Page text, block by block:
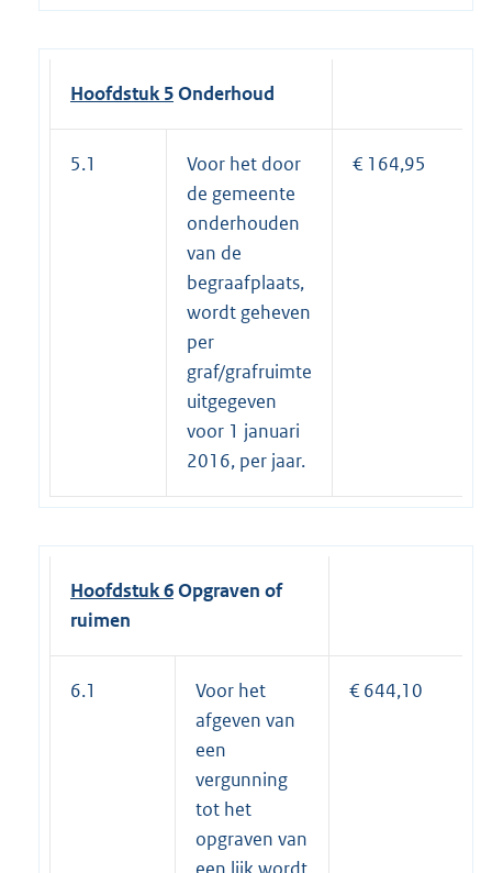
Hoofdstuk 5Onderhoud
5.1
Voor het door
de gemeente
onderhouden
van de
begraafplaats,
wordt geheven
per
graf/grafruimte
uitgegeven
voor 1 januari
2016, per jaar.
€ 164,95
Hoofdstuk 6Opgraven of
ruimen
6.1
Voor het
afgeven van
een
vergunning
tot het
opgraven van
€ 644,10